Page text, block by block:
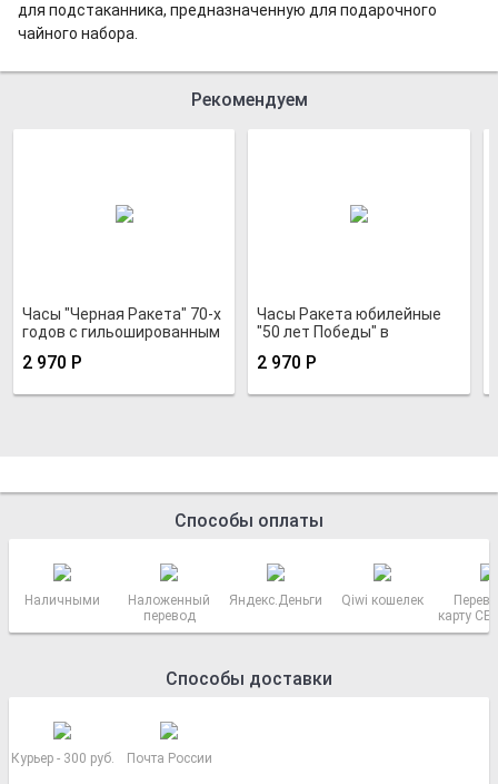
для подстаканника, предназначенную для подарочного
чайного набора.
Рекомендуем
Часы "Черная Ракета" 70-х
годов с гильошированным
2 970 Р
Часы Ракета юбилейные
"50 лет Победы" в
2 970 Р
Способы оплаты
Наличными
Наложенный
перевод
Яндекс.Деньги Qiwi кошелек
карту
Способы доставки
Курьер - 300 руб. Почта России